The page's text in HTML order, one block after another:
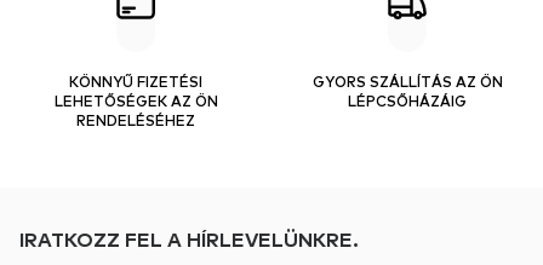
KÖNNYŰ FIZETÉSI
LEHETŐSÉGEK AZ ÖN
RENDELÉSÉHEZ
GYORS SZÁLLÍTÁS AZ ÖN
LÉPCSŐHÁZÁIG
IRATKOZZ FEL A HÍRLEVELÜNKRE.